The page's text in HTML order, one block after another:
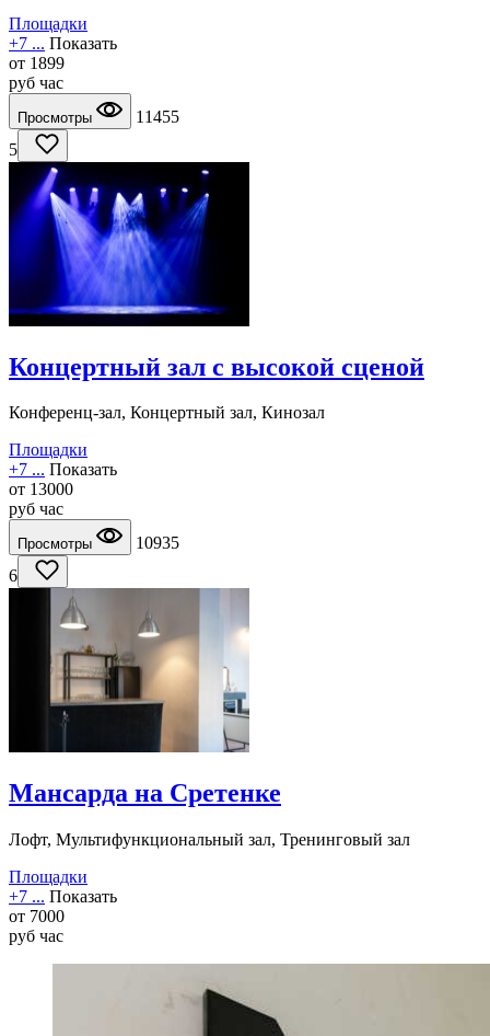
Площадки
+7 ... Показать
от 1899
руб час
Просмотры
11455
5
Концертный зал с высокой сценой
Конференц-зал, Концертный зал, Кинозал
Площадки
+7 ... Показать
от 13000
руб час
Просмотры
10935
6
Мансарда на Сретенке
Лофт, Мультифункциональный зал, Тренинговый зал
Площадки
+7 ... Показать
от 7000
руб час